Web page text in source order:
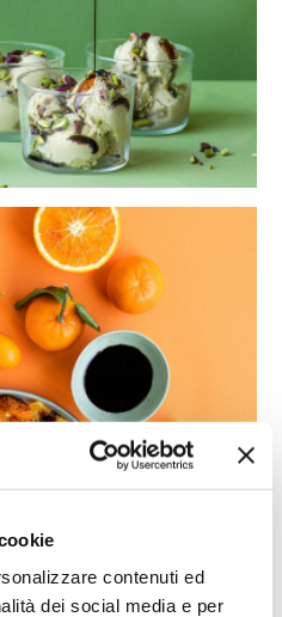
contenuti ed
dei social media e per